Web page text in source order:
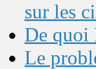
sur les
De quoi
Le